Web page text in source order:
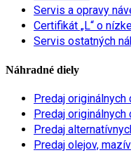
Servis a opravy
Certifikát „L“ o
Servis ostatných
Náhradné diely
Predaj originálnych
Predaj originálnych
Predaj
Predaj olejov,